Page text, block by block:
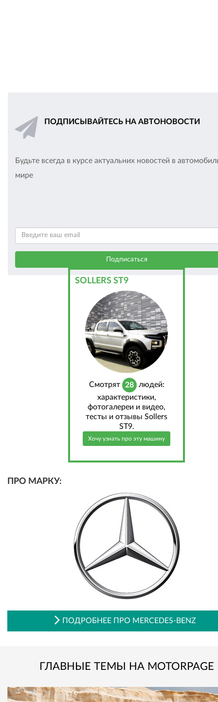
ПОДПИСЫВАЙТЕСЬ НА АВТОНОВОСТИ
Будьте всегда в курсе актуальних новостей в
мире
SOLLERS ST9
Cмотрят 28 людей:
характеристики,
фотогалереи и видео,
тесты и отзывы Sollers
ST9.
Хочу узнать про эту машину
ПРО МАРКУ:
ПОДРОБНЕЕ ПРО MERCEDES-BENZ
ГЛАВНЫЕ ТЕМЫ НА MOTORPAGE